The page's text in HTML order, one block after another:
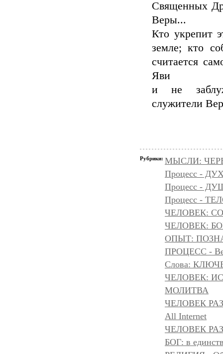
Священных
Веры...
Кто укрепит
земле; кто
считается
Яви
и не
служители
Рубрики: МЫСЛИ:
Процесс -
Процесс -
Процесс -
ЧЕЛОВЕК:
ЧЕЛОВЕК:
ОПЫТ:
ПРОЦЕСС -
Слова:
ЧЕЛОВЕК:
МОЛИТВА
ЧЕЛОВЕК
All Internet
ЧЕЛОВЕК
БОГ: в